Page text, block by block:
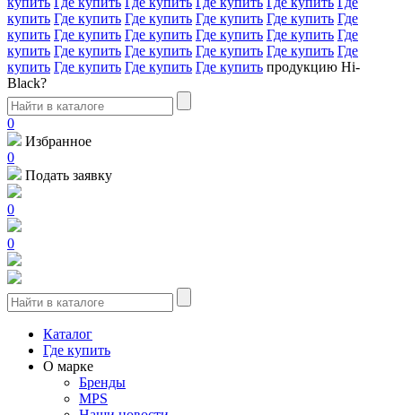
купить Где купить Где купить Где купить Где купить Где
купить Где купить Где купить Где купить Где купить Где
купить Где купить Где купить Где купить Где купить Где
купить Где купить Где купить Где купить продукцию Hi-
Black?
0
Избранное
0
Подать заявку
0
0
Каталог
Где купить
О марке
Бренды
MPS